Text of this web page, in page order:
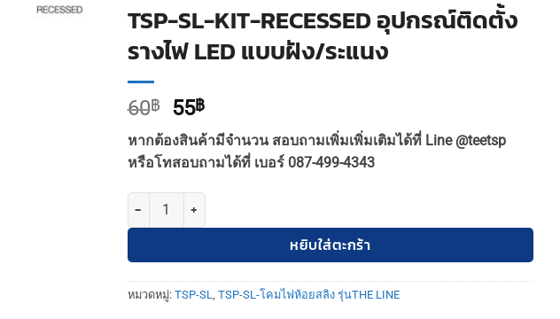
TSP-SL-KIT-RECESSED อุปกรณ์ติดตั้ง
รางไฟ LED แบบฝัง/ระแนง
60฿
Original
price
was:
60฿.
55฿Current
price
is:
55฿.
หากต้องสินค้ามีจำนวน สอบถามเพิ่มเพิ่มเติมได้ที่ Line @teetsp
หรือโทสอบถามได้ที่ เบอร์ 087-499-4343
จำนวน TSP-SL-KIT-RECESSED อุปกรณ์ติดตั้งรางไฟ LED แบบฝัง/ระแนง ชิ้น
หยิบใส่ตะกร้า
หมวดหมู่: TSP-SL TSP-SL-โคมไฟห้อยสลิง รุ่นTHE LINE